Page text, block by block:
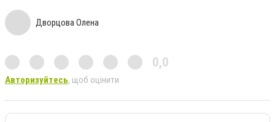
Дворцова Олена
0,0
Авторизуйтесь, щоб оцінити